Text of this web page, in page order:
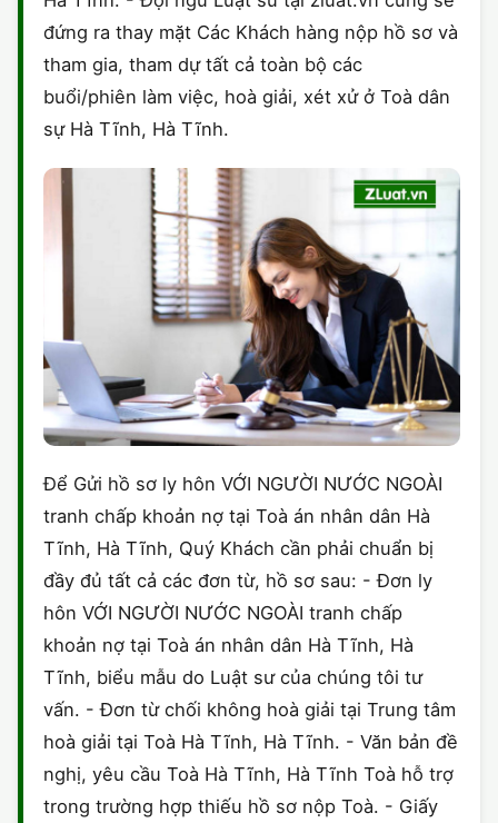
đứng ra thay mặt Các Khách hàng nộp hồ sơ và
tham gia, tham dự tất cả toàn bộ các
buổi/phiên làm việc, hoà giải, xét xử ở Toà dân
sự Hà Tĩnh, Hà Tĩnh.
Để Gửi hồ sơ ly hôn VỚI NGƯỜI NƯỚC NGOÀI
tranh chấp khoản nợ tại Toà án nhân dân Hà
Tĩnh, Hà Tĩnh, Quý Khách cần phải chuẩn bị
đầy đủ tất cả các đơn từ, hồ sơ sau: - Đơn ly
hôn VỚI NGƯỜI NƯỚC NGOÀI tranh chấp
khoản nợ tại Toà án nhân dân Hà Tĩnh, Hà
Tĩnh, biểu mẫu do Luật sư của chúng tôi tư
vấn. - Đơn từ chối không hoà giải tại Trung tâm
hoà giải tại Toà Hà Tĩnh, Hà Tĩnh. - Văn bản đề
nghị, yêu cầu Toà Hà Tĩnh, Hà Tĩnh Toà hỗ trợ
trong trường hợp thiếu hồ sơ nộp Toà. - Giấy